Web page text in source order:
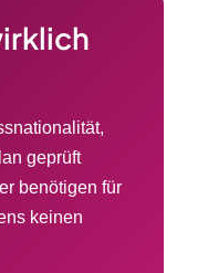
geprüft
benötigen für
keinen